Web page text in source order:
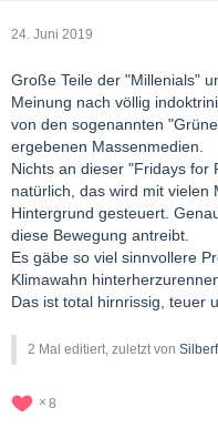
24. Juni 2019
Große Teile der "Millenials"
Meinung nach völlig
von den sogenannten
ergebenen Massenmedien.
Nichts an dieser "Fridays for
natürlich, das wird mit vielen
Hintergrund gesteuert.
diese Bewegung antreibt.
Es gäbe so viel sinnvollere
Klimawahn
Das ist total hirnrissig, teuer
2 Mal editiert, zuletzt von
8